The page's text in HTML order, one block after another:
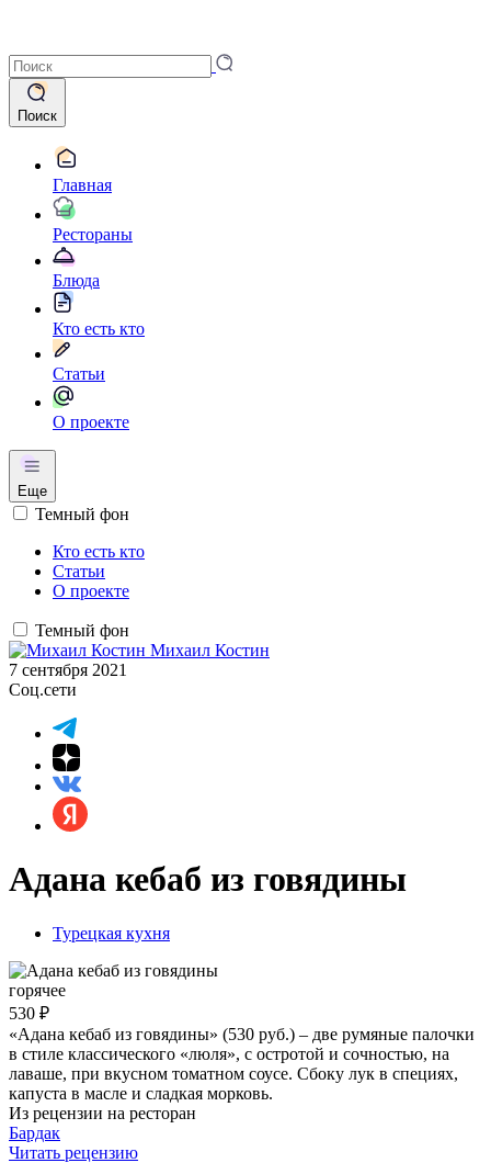
Поиск
Главная
Рестораны
Блюда
Кто есть кто
Статьи
О проекте
Еще
Темный фон
Кто есть кто
Статьи
О проекте
Темный фон
Михаил Костин
7 сентября 2021
Соц.сети
Адана кебаб из говядины
Турецкая кухня
горячее
530 ₽
«Адана кебаб из говядины» (530 руб.) – две румяные палочки
в стиле классического «люля», с остротой и сочностью, на
лаваше, при вкусном томатном соусе. Сбоку лук в специях,
капуста в масле и сладкая морковь.
Из рецензии на ресторан
Бардак
Читать рецензию